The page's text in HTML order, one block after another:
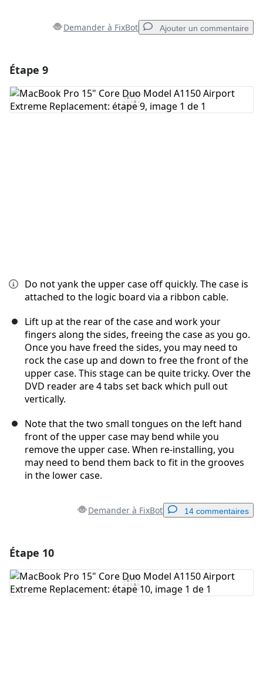
Demander à FixBot Ajouter un commentaire
Ajouter un commentaire
Étape 9
Do not yank the upper case off quickly. The case is
attached to the logic board via a ribbon cable.
Lift up at the rear of the case and work your
fingers along the sides, freeing the case as you go.
Once you have freed the sides, you may need to
rock the case up and down to free the front of the
upper case. This stage can be quite tricky. Over the
DVD reader are 4 tabs set back which pull out
vertically.
Note that the two small tongues on the left hand
front of the upper case may bend while you
remove the upper case. When re-installing, you
may need to bend them back to fit in the grooves
in the lower case.
Demander à FixBot 14 commentaires
Ajouter un commentaire
Étape 10